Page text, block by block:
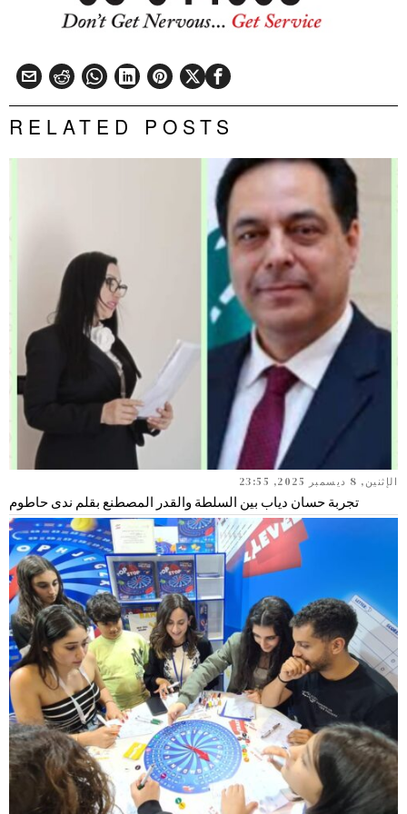
RELATED POSTS
الإثنين, 8 ديسمبر 2025, 23:55
تجربة حسان دياب بين السلطة والقدر المصطنع بقلم ندى حاطوم